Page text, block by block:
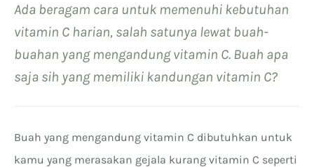
Ada beragam cara untuk memenuhi kebutuhan
vitamin C harian, salah satunya lewat buah-
buahan yang mengandung vitamin C. Buah apa
saja sih yang memiliki kandungan vitamin C?
Buah yang mengandung vitamin C dibutuhkan untuk
kamu yang merasakan gejala kurang vitamin C seperti